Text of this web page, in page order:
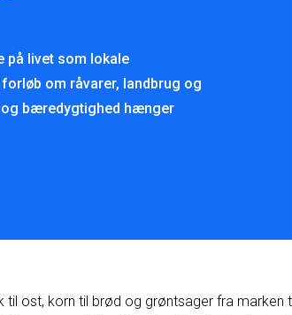
på livet som lokale
om råvarer, landbrug og
bæredygtighed hænger
til ost, korn til brød og grøntsager fra marken